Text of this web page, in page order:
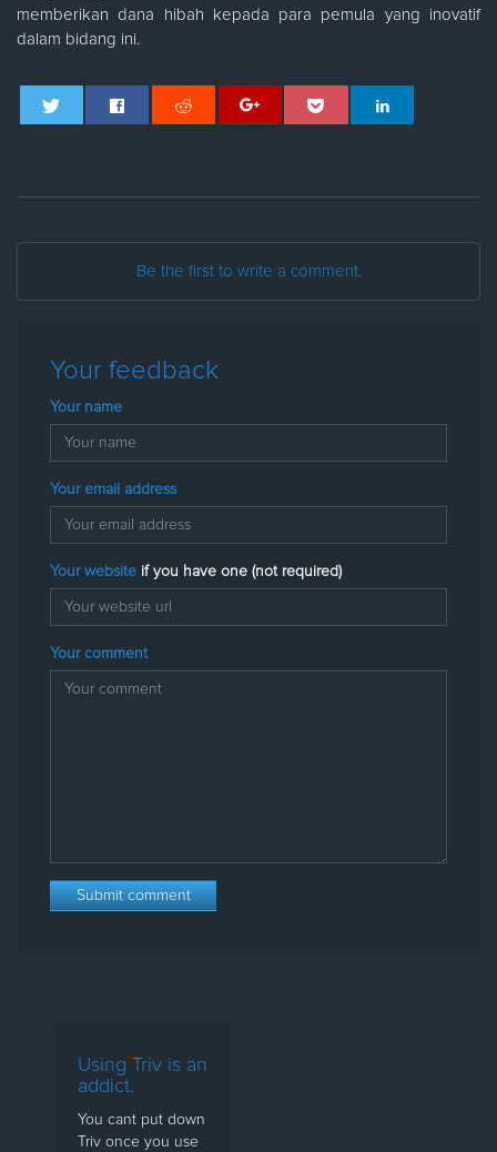
memberikan dana hibah kepada para pemula yang inovatif
dalam bidang ini.
Be the first to write a comment.
Your feedback
Your name
Your email address
Your website if you have one (not required)
Your comment
Using Triv is an
addict.
You cant put down
Triv once you use